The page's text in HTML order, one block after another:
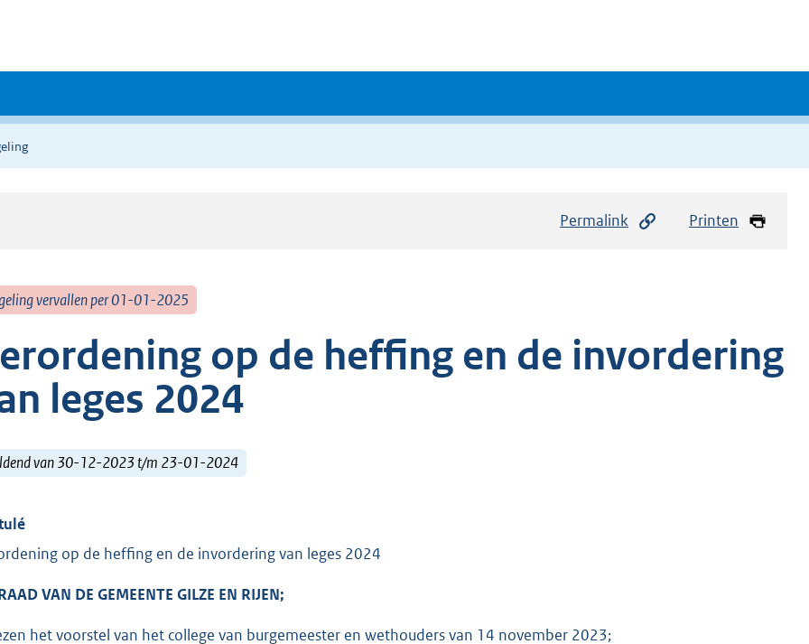
Permalink Printen
vervallen per 01-01-2025
op de heffing en de invordering
leges 2024
van 30-12-2023 t/m 23-01-2024
op de heffing en de invordering van leges 2024
VAN DE GEMEENTE GILZE EN RIJEN;
het voorstel van het college van burgemeester en wethouders van 14 november 2023;